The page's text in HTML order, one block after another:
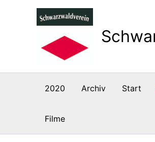
2020 Archiv Start
Filme